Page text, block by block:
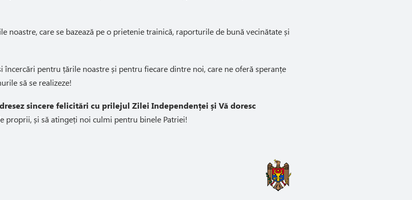
noastre, care se bazează pe o prietenie trainică, raporturile de bună vecinătate și
pentru țările noastre și pentru fiecare dintre noi, care ne oferă speranțe
să se realizeze!
sincere felicitări cu prilejul Zilei Independenței și Vă doresc
proprii, și să atingeți noi culmi pentru binele Patriei!